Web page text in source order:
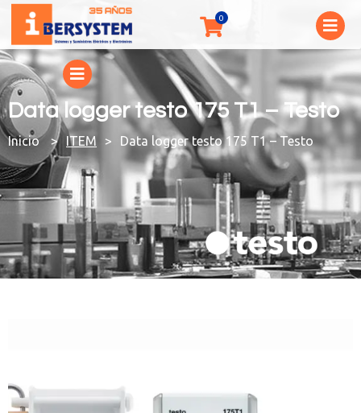
Data logger testo 175 T1 – Testo
You are here:ITEM Data logger testo 175 T1 – Testo